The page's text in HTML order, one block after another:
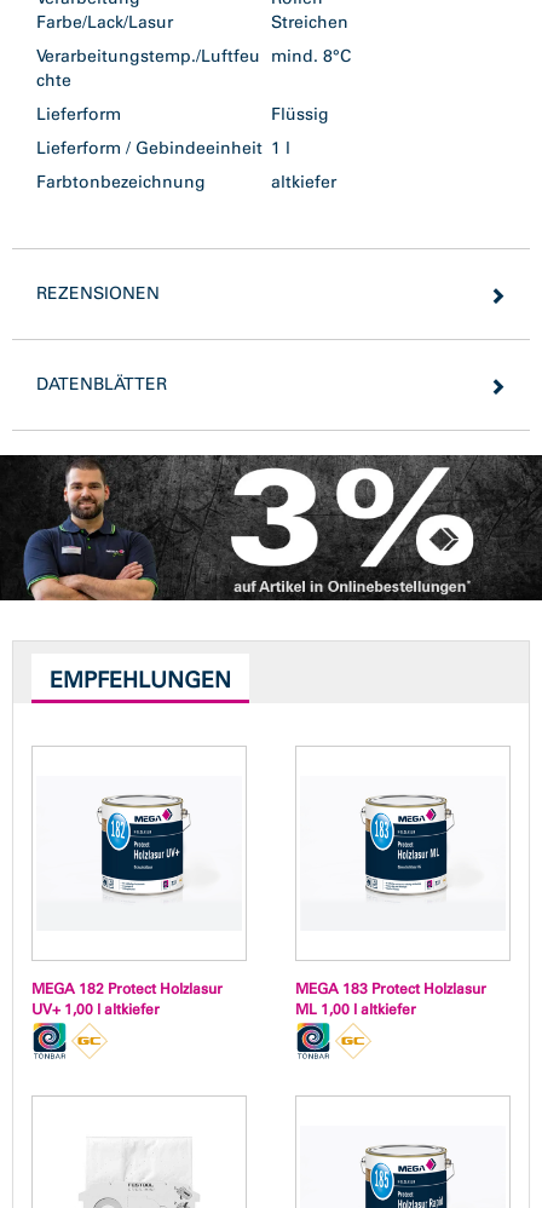
Farbe/Lack/Lasur
Streichen
Verarbeitungstemp./Luftfeu
chte
mind. 8°C
Lieferform
Flüssig
Lieferform / Gebindeeinheit 1 l
Farbtonbezeichnung
altkiefer
REZENSIONEN
DATENBLÄTTER
EMPFEHLUNGEN
MEGA 182 Protect Holzlasur
UV+ 1,00 l altkiefer
MEGA 183 Protect Holzlasur
ML 1,00 l altkiefer